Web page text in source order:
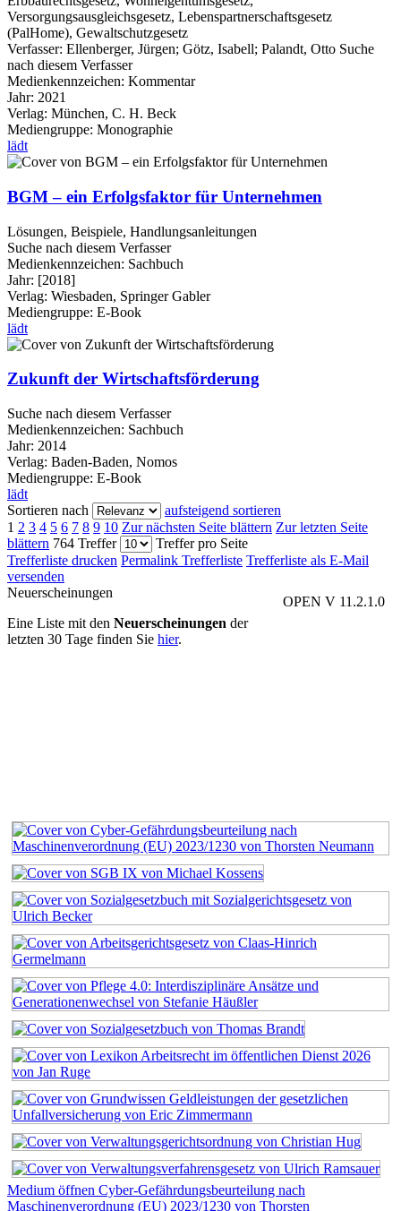
Versorgungsausgleichsgesetz, Lebenspartnerschaftsgesetz
(PalHome), Gewaltschutzgesetz
Verfasser: Ellenberger, Jürgen; Götz, Isabell; Palandt, Otto Suche
nach diesem Verfasser
Medienkennzeichen: Kommentar
Jahr: 2021
Verlag: München, C. H. Beck
Mediengruppe: Monographie
lädt
BGM – ein Erfolgsfaktor für Unternehmen
Lösungen, Beispiele, Handlungsanleitungen
Suche nach diesem Verfasser
Medienkennzeichen: Sachbuch
Jahr: [2018]
Verlag: Wiesbaden, Springer Gabler
Mediengruppe: E-Book
lädt
Zukunft der Wirtschaftsförderung
Suche nach diesem Verfasser
Medienkennzeichen: Sachbuch
Jahr: 2014
Verlag: Baden-Baden, Nomos
Mediengruppe: E-Book
lädt
Sortieren nach
aufsteigend sortieren
1 2 3 4 5 6 7 8 9 10 Zur nächsten Seite blättern Zur letzten Seite
blättern 764 Treffer
Treffer pro Seite
Trefferliste drucken Permalink Trefferliste Trefferliste als E-Mail
versenden
OPEN V 11.2.1.0
Neuerscheinungen
Eine Liste mit den Neuerscheinungen der
letzten 30 Tage finden Sie hier.
Medium öffnen Cyber-Gefährdungsbeurteilung nach
Maschinenverordnung (EU) 2023/1230 von Thorsten